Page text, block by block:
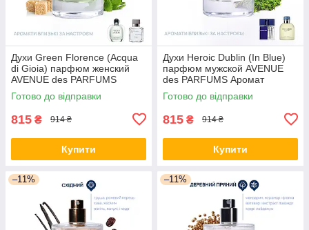
Духи Green Florence (Acqua
di Gioia) парфюм женский
AVENUE des PARFUMS
Готово до відправки
815 ₴ 914 ₴
Купити
Духи Heroic Dublin (In Blue)
парфюм мужской AVENUE
des PARFUMS Аромат
настоящих мужчин
Готово до відправки
815 ₴ 914 ₴
Купити
–11% –11%